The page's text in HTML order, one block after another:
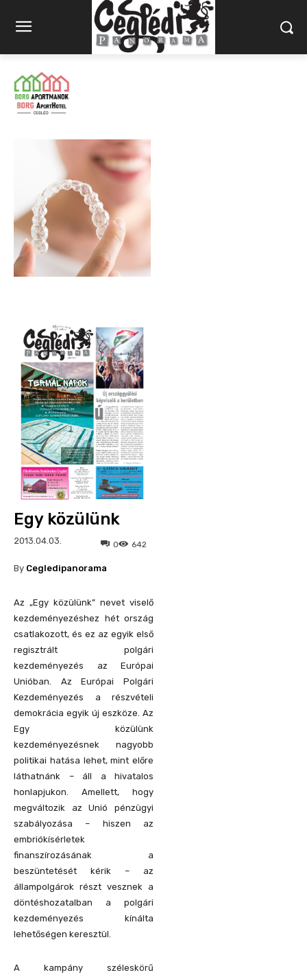
Egy közülünk
2013.04.03. 642
0
By Cegledipanorama
Az „Egy közülünk” nevet viselő
kezdeményezéshez hét ország
csatlakozott, és ez az egyik első
regisztrált polgári
kezdeményezés az Európai
Unióban. Az Európai Polgári
Kezdeményezés a részvételi
demokrácia egyik új eszköze. Az
Egy közülünk
kezdeményezésnek nagyobb
politikai hatása lehet, mint előre
láthatnánk – áll a hivatalos
honlapjukon. Amellett, hogy
megváltozik az Unió pénzügyi
szabályozása – hiszen az
embriókísérletek
finanszírozásának a
beszüntetését kérik – az
állampolgárok részt vesznek a
döntéshozatalban a polgári
kezdeményezés kínálta
lehetőségen keresztül.
A kampány széleskörű